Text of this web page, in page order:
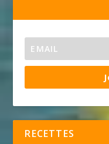
RECETTES